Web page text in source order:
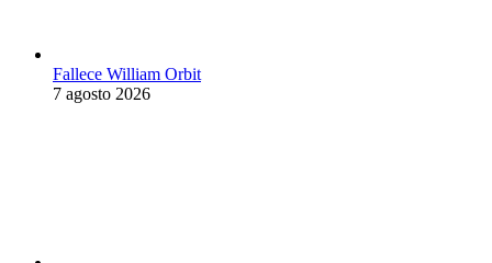
Fallece William Orbit
7 agosto 2026